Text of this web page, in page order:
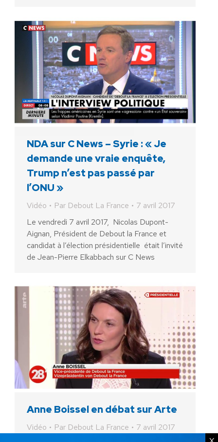
NDA sur C News – Syrie : « Je
demande une vraie enquête,
Trump n’est pas passé par
l’ONU »
Vidéo Par Debout La France
7 avril 2017
Le vendredi 7 avril 2017, Nicolas Dupont-
Aignan, Président de Debout la France et
candidat à l’élection présidentielle était l’invité
de Jean-Pierre Elkabbach sur C News
Anne Boissel en débat sur Arte
Vidéo Par Debout La France
7 avril 2017